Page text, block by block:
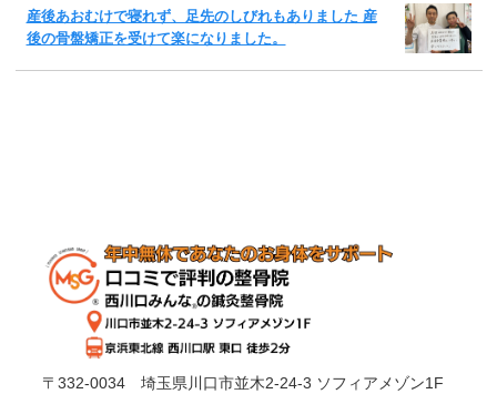
産後あおむけで寝れず、足先のしびれもありました 産
後の骨盤矯正を受けて楽になりました。
〒332-0034 埼玉県川口市並木2-24-3 ソフィアメゾン1F